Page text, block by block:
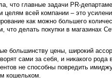
что главные задачи PR-
целям всей компании – это
как можно большего
что делать покупки в магазинах
большинству цены, широкий
сами за себя, и никакого
не способны повредить
кошельком.